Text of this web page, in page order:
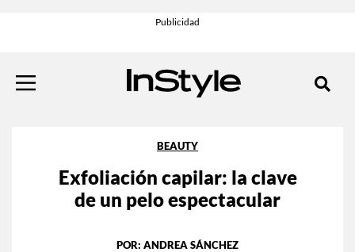
BEAUTY
Exfoliación capilar: la clave
de un pelo espectacular
POR: ANDREA SÁNCHEZ